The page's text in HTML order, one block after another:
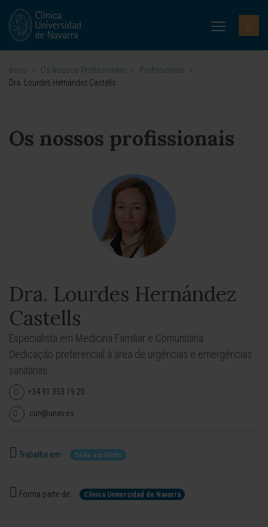
Inicio > Os Nossos Profissionais > Profissionais
>
Dra. Lourdes Hernández Castells
Os nossos profissionais
Dra. Lourdes Hernández
Castells
Especialista em Medicina Familiar e Comunitária.
Dedicação preferencial à área de urgências e emergências
sanitárias.
+34 91 353 19 20
cun@unav.es
Trabalha em: Sede em Madri
Forma parte de: Clínica Universidad de Navarra